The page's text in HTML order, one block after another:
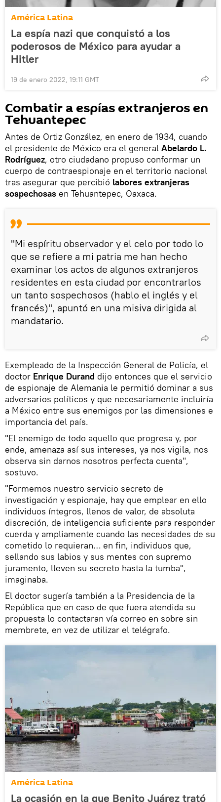
América Latina
La espía nazi que conquistó a los
poderosos de México para ayudar a
Hitler
19 de enero 2022, 19:11 GMT
Combatir a espías extranjeros en
Tehuantepec
Antes de Ortiz González, en enero de 1934, cuando
el presidente de México era el general Abelardo L.
Rodríguez, otro ciudadano propuso conformar un
cuerpo de contraespionaje en el territorio nacional
tras asegurar que percibió labores extranjeras
sospechosas en Tehuantepec, Oaxaca.
"Mi espíritu observador y el celo por todo lo
que se refiere a mi patria me han hecho
examinar los actos de algunos extranjeros
residentes en esta ciudad por encontrarlos
un tanto sospechosos (hablo el inglés y el
francés)", apuntó en una misiva dirigida al
mandatario.
Exempleado de la Inspección General de Policía, el
doctor Enrique Durand dijo entonces que el servicio
de espionaje de Alemania le permitió dominar a sus
adversarios políticos y que necesariamente incluiría
a México entre sus enemigos por las dimensiones e
importancia del país.
"El enemigo de todo aquello que progresa y, por
ende, amenaza así sus intereses, ya nos vigila, nos
observa sin darnos nosotros perfecta cuenta",
sostuvo.
"Formemos nuestro servicio secreto de
investigación y espionaje, hay que emplear en ello
individuos íntegros, llenos de valor, de absoluta
discreción, de inteligencia suficiente para responder
cuerda y ampliamente cuando las necesidades de su
cometido lo requieran… en fin, individuos que,
sellando sus labios y sus mentes con supremo
juramento, lleven su secreto hasta la tumba",
imaginaba.
El doctor sugería también a la Presidencia de la
República que en caso de que fuera atendida su
propuesta lo contactaran vía correo en sobre sin
membrete, en vez de utilizar el telégrafo.
América Latina
La ocasión en la que Benito Juárez trató